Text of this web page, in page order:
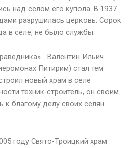
над селом его купола. В 1937
разрушилась церковь. Сорок
в селе, не было службы.
Валентин Ильич
Питирим) стал тем
новый храм в селе
техник-строитель, он своим
к благому делу своих селян.
году Свято-Троицкий храм